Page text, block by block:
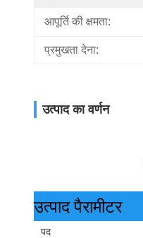
आपूर्ति की क्षमता:
प्रमुखता देना:
उत्पाद का वर्णन
उत्पाद पैरामीटर
पद